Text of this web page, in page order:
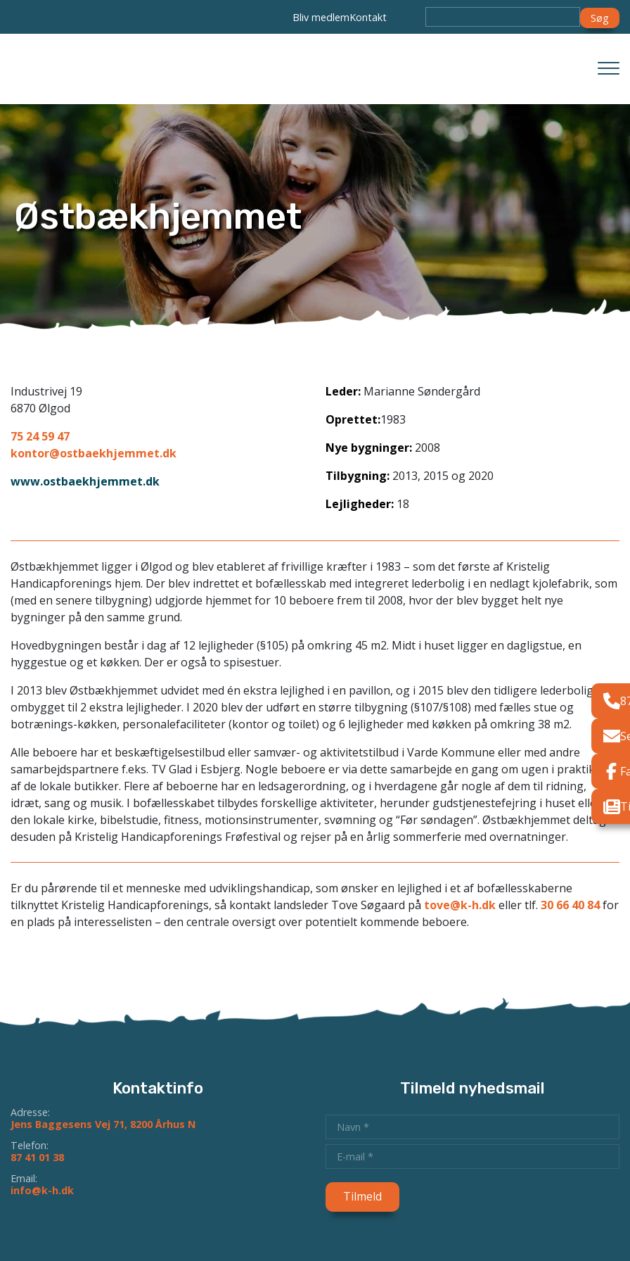
Bliv medlemKontakt
Østbækhjemmet
Industrivej 19
6870 Ølgod
75 24 59 47
kontor@ostbaekhjemmet.dk
www.ostbaekhjemmet.dk
Leder: Marianne Søndergård
Oprettet:1983
Nye bygninger: 2008
Tilbygning: 2013, 2015 og 2020
Lejligheder: 18
Østbækhjemmet ligger i Ølgod og blev etableret af frivillige kræfter i 1983 – som det første af Kristelig
Handicapforenings hjem. Der blev indrettet et bofællesskab med integreret lederbolig i en nedlagt kjolefabrik, som
(med en senere tilbygning) udgjorde hjemmet for 10 beboere frem til 2008, hvor der blev bygget helt nye
bygninger på den samme grund.
Hovedbygningen består i dag af 12 lejligheder (§105) på omkring 45 m2. Midt i huset ligger en dagligstue, en
hyggestue og et køkken. Der er også to spisestuer.
I 2013 blev Østbækhjemmet udvidet med én ekstra lejlighed i en pavillon, og i 2015 blev den tidligere lederbolig
ombygget til 2 ekstra lejligheder. I 2020 blev der udført en større tilbygning (§107/§108) med fælles stue og
botrænings-køkken, personalefaciliteter (kontor og toilet) og 6 lejligheder med køkken på omkring 38 m2.
Alle beboere har et beskæftigelsestilbud eller samvær- og aktivitetstilbud i Varde Kommune eller med andre
samarbejdspartnere f.eks. TV Glad i Esbjerg. Nogle beboere er via dette samarbejde en gang om ugen i praktik i en
af de lokale butikker. Flere af beboerne har en ledsagerordning, og i hverdagene går nogle af dem til ridning,
idræt, sang og musik. I bofællesskabet tilbydes forskellige aktiviteter, herunder gudstjenestefejring i huset eller
den lokale kirke, bibelstudie, fitness, motionsinstrumenter, svømning og “Før søndagen”. Østbækhjemmet deltager
desuden på Kristelig Handicapforenings Frøfestival og rejser på en årlig sommerferie med overnatninger.
Er du pårørende til et menneske med udviklingshandicap, som ønsker en lejlighed i et af bofællesskaberne
tilknyttet Kristelig Handicapforenings, så kontakt landsleder Tove Søgaard på tove@k-h.dkeller tlf. 30 66 40 84for
en plads på interesselisten – den centrale oversigt over potentielt kommende beboere.
Kontaktinfo
Adresse:
Jens Baggesens Vej 71, 8200 Århus N
Telefon:
87 41 01 38
Email:
info@k-h.dk
Tilmeld nyhedsmail